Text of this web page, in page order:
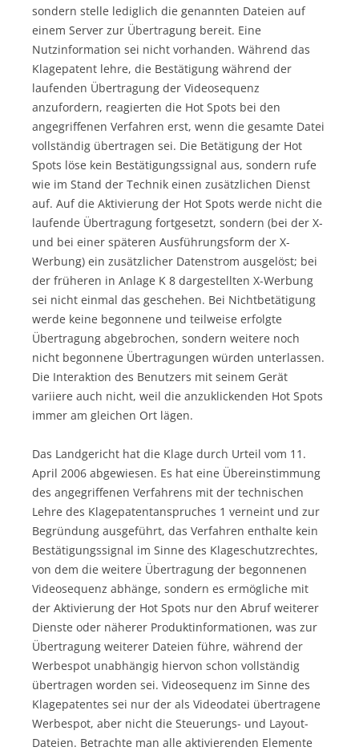
sondern stelle lediglich die genannten Dateien auf
einem Server zur Übertragung bereit. Eine
Nutzinformation sei nicht vorhanden. Während das
Klagepatent lehre, die Bestätigung während der
laufenden Übertragung der Videosequenz
anzufordern, reagierten die Hot Spots bei den
angegriffenen Verfahren erst, wenn die gesamte Datei
vollständig übertragen sei. Die Betätigung der Hot
Spots löse kein Bestätigungssignal aus, sondern rufe
wie im Stand der Technik einen zusätzlichen Dienst
auf. Auf die Aktivierung der Hot Spots werde nicht die
laufende Übertragung fortgesetzt, sondern (bei der X-
und bei einer späteren Ausführungsform der X-
Werbung) ein zusätzlicher Datenstrom ausgelöst; bei
der früheren in Anlage K 8 dargestellten X-Werbung
sei nicht einmal das geschehen. Bei Nichtbetätigung
werde keine begonnene und teilweise erfolgte
Übertragung abgebrochen, sondern weitere noch
nicht begonnene Übertragungen würden unterlassen.
Die Interaktion des Benutzers mit seinem Gerät
variiere auch nicht, weil die anzuklickenden Hot Spots
immer am gleichen Ort lägen.
Das Landgericht hat die Klage durch Urteil vom 11.
April 2006 abgewiesen. Es hat eine Übereinstimmung
des angegriffenen Verfahrens mit der technischen
Lehre des Klagepatentanspruches 1 verneint und zur
Begründung ausgeführt, das Verfahren enthalte kein
Bestätigungssignal im Sinne des Klageschutzrechtes,
von dem die weitere Übertragung der begonnenen
Videosequenz abhänge, sondern es ermögliche mit
der Aktivierung der Hot Spots nur den Abruf weiterer
Dienste oder näherer Produktinformationen, was zur
Übertragung weiterer Dateien führe, während der
Werbespot unabhängig hiervon schon vollständig
übertragen worden sei. Videosequenz im Sinne des
Klagepatentes sei nur der als Videodatei übertragene
Werbespot, aber nicht die Steuerungs- und Layout-
Dateien. Betrachte man alle aktivierenden Elemente